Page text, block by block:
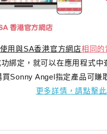
用與SA香港官方網店相同的
綁定，就可以在應用程式中
買Sonny Angel指定產品可賺
更多詳情，請點擊